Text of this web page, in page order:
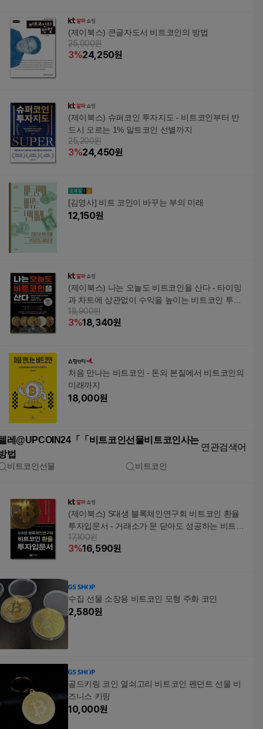
(제이북스) 큰글자도서 비트코인의 방법
25,000원
3%24,250원
(제이북스) 슈퍼코인 투자지도 - 비트코인부터 반
드시 오르는 1% 알트코인 선별까지
25,200원
3%24,450원
[김영사] 비트 코인이 바꾸는 부의 미래
12,150원
(제이북스) 나는 오늘도 비트코인을 산다 - 타이밍
과 차트에 상관없이 수익을 높이는 비트코인 투자
법
18,900원
3%18,340원
처음 만나는 비트코인 - 돈의 본질에서 비트코인의
미래까지
18,000원
레@UPCOIN24「「비트코인선물비트코인사는
법
연관검색어
비트코인선물 비트코인
(제이북스) S대생 블록체인연구회 비트코인 환율
투자입문서 - 거래소가 문 닫아도 성공하는 비트코
인 필승 전략
17,100원
3%16,590원
수집 선물 소장용 비트코인 모형 주화 코인
2,580원
골드키링 코인 열쇠고리 비트코인 펜던트 선물 비
즈니스 키링
10,000원